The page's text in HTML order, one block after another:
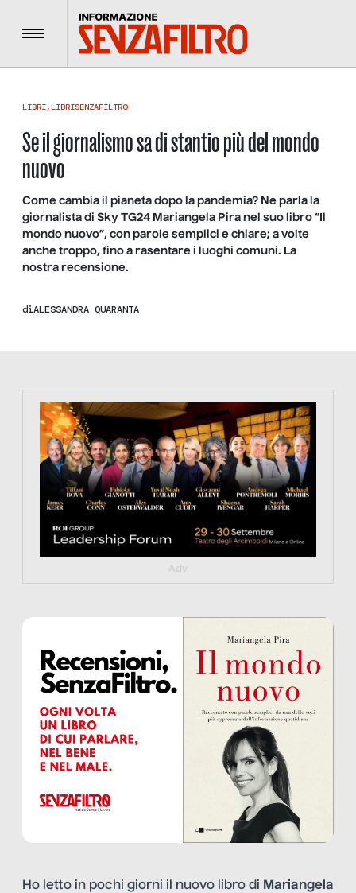
Menu
LIBRI,LIBRISENZAFILTRO
Se il giornalismo sa di stantio più del mondo
nuovo
Come cambia il pianeta dopo la pandemia? Ne parla la
giornalista di Sky TG24 Mariangela Pira nel suo libro “Il
mondo nuovo”, con parole semplici e chiare; a volte
anche troppo, fino a rasentare i luoghi comuni. La
nostra recensione.
diALESSANDRA QUARANTA
https://tinyurl.com/363fvfm9
Adv
Ho letto in pochi giorni il nuovo libro di Mariangela